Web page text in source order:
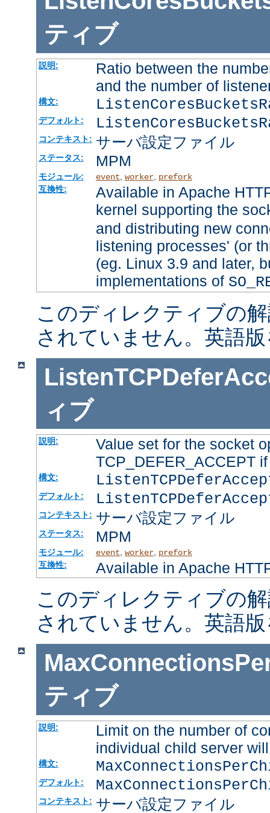
ティブ
説明:
Ratio between the
and the number of
構文:
デフォルト:
コンテキスト: サーバ設定ファイル
ステータス: MPM
モジュール: event worker, prefork
互換性:
Available in Apache
kernel supporting the
and distributing new
listening processes' (or
(eg. Linux 3.9 and later,
implementations of
このディレクティブの
されていません。英語
ィブ
説明:
Value set for the socket
TCP_DEFER_ACCEPT
構文:
デフォルト:
コンテキスト: サーバ設定ファイル
ステータス: MPM
モジュール: event worker, prefork
互換性:
Available in Apache
このディレクティブの
されていません。英語
ティブ
説明:
Limit on the number of
individual child server
構文:
デフォルト:
コンテキスト: サーバ設定ファイル